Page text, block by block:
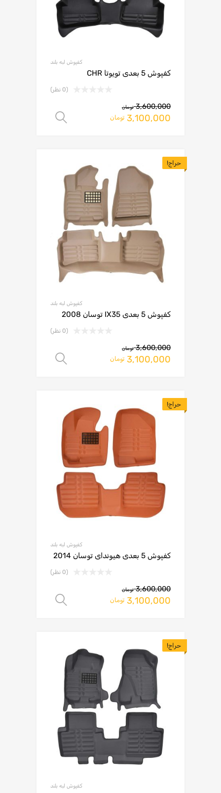
کفپوش لبه بلند
کفپوش 5 بعدی تویوتا CHR
(0 نظر)
3,600,000 تومان
3,100,000 تومان
حراج!
کفپوش لبه بلند
کفپوش 5 بعدی IX35 توسان 2008
(0 نظر)
3,600,000 تومان
3,100,000 تومان
حراج!
کفپوش لبه بلند
کفپوش 5 بعدی هیوندای توسان 2014
(0 نظر)
3,600,000 تومان
3,100,000 تومان
حراج!
کفپوش لبه بلند